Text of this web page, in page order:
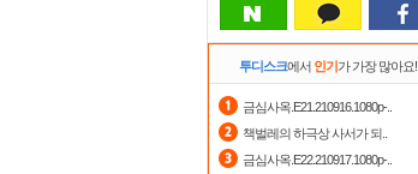
투디스크에서 인기가 가장 많아요!
금심사옥.E21.210916.1080p-..
책벌레의 하극상 사서가 되..
금심사옥.E22.210917.1080p-..